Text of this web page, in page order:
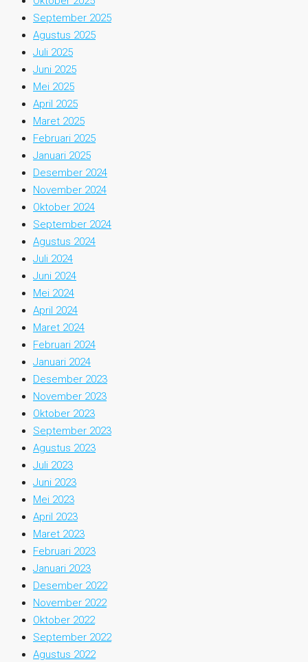
September 2025
Agustus 2025
Juli 2025
Juni 2025
Mei 2025
April 2025
Maret 2025
Februari 2025
Januari 2025
Desember 2024
November 2024
Oktober 2024
September 2024
Agustus 2024
Juli 2024
Juni 2024
Mei 2024
April 2024
Maret 2024
Februari 2024
Januari 2024
Desember 2023
November 2023
Oktober 2023
September 2023
Agustus 2023
Juli 2023
Juni 2023
Mei 2023
April 2023
Maret 2023
Februari 2023
Januari 2023
Desember 2022
November 2022
Oktober 2022
September 2022
Agustus 2022